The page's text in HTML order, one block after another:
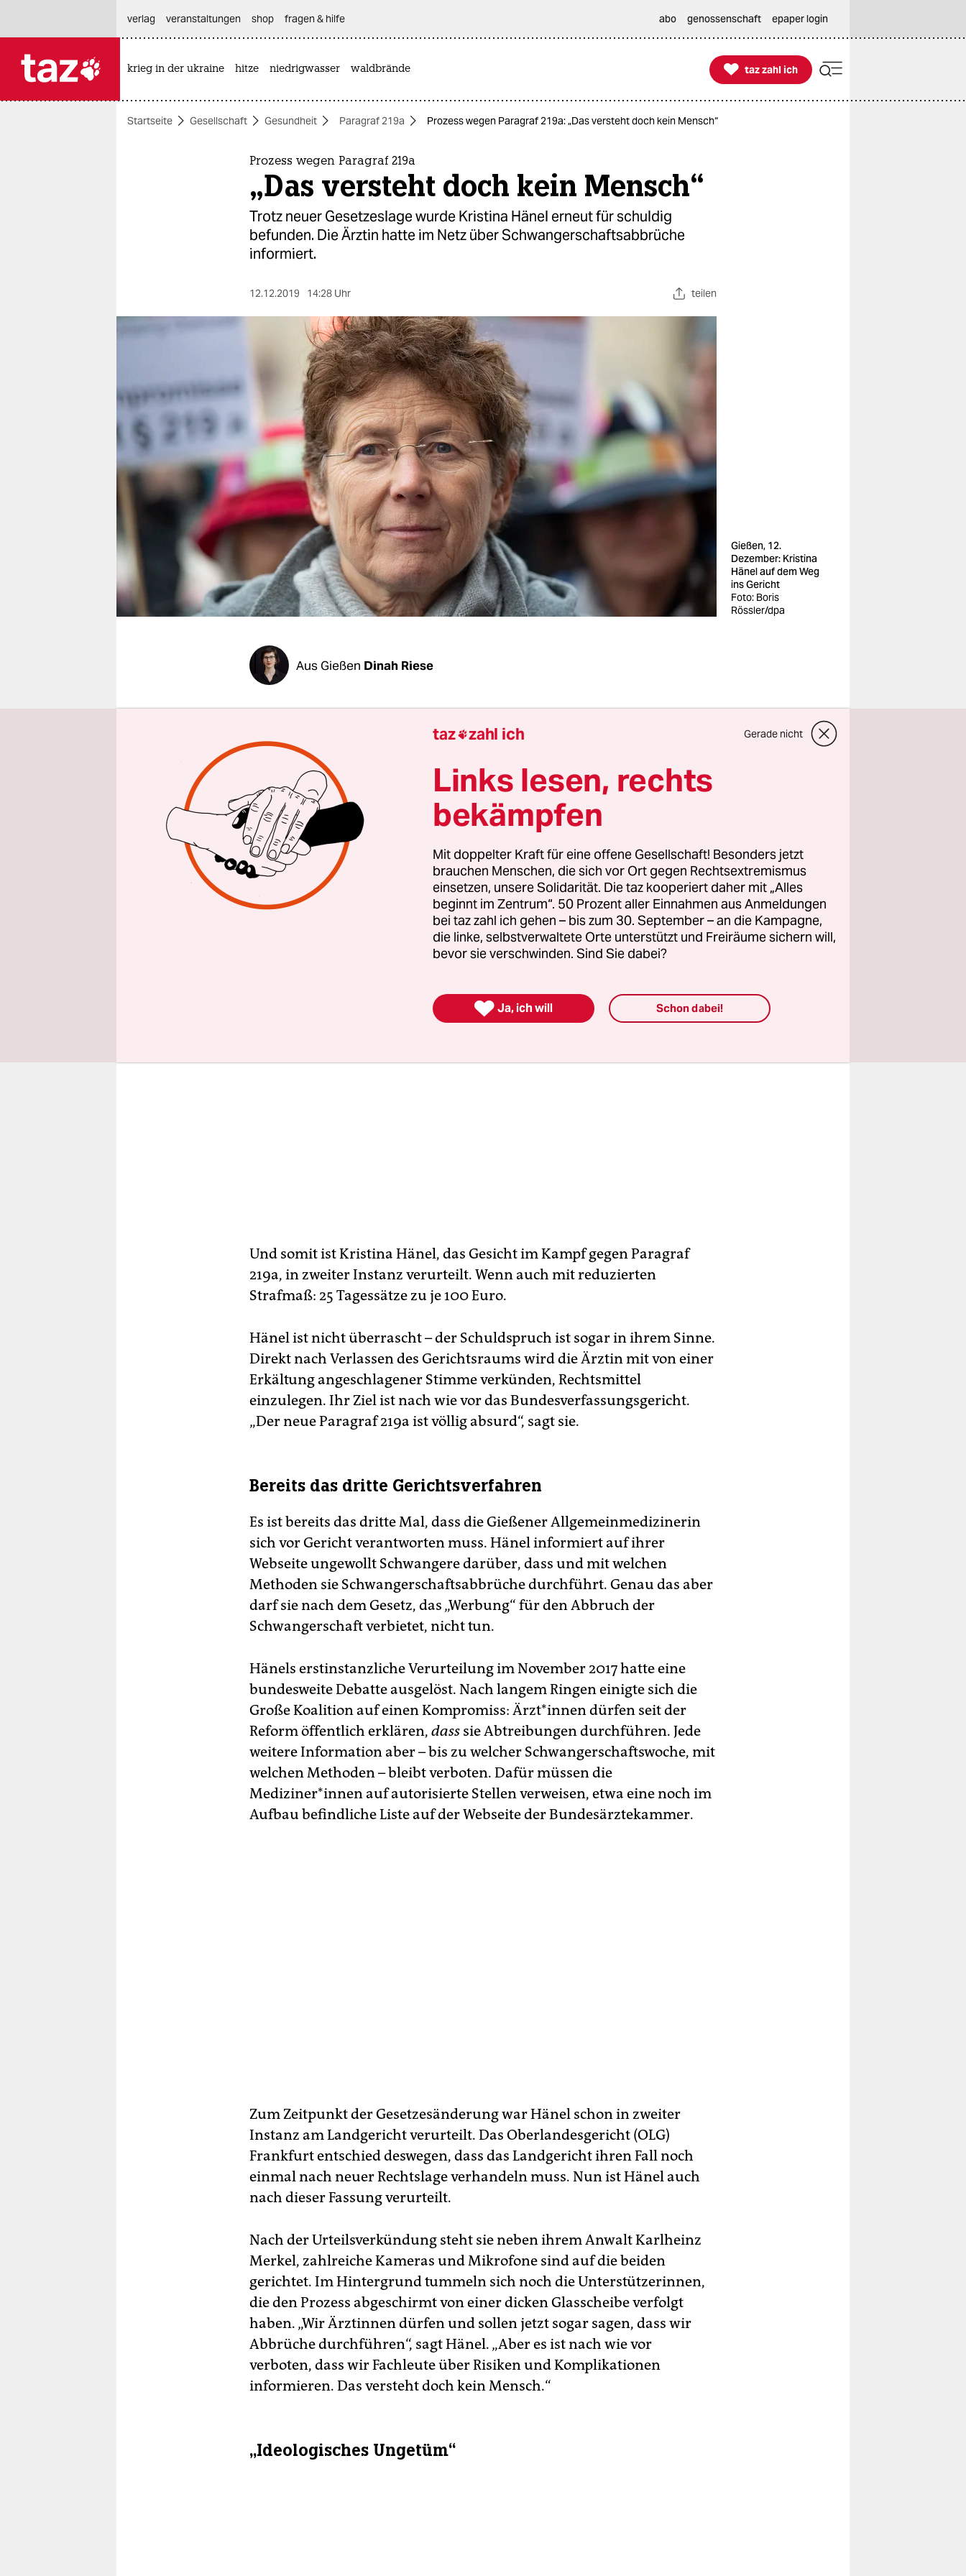
themen
wahrheit
verlag
verlag
veranstaltungen
shop
fragen & hilfe
unterstützen
abo
genossenschaft
verlag
veranstaltungen shop fragen & hilfe abo genossenschaft epaper login
krieg in der ukraine hitze niedrigwasser waldbrände 
taz zahl ich
taz zahl ich
Startseite Gesellschaft Gesundheit Paragraf 219a Prozess wegen Paragraf 219a: „Das versteht doch kein Mensch“
Prozess wegen Paragraf 219a
„Das versteht doch kein Mensch“
Trotz neuer Gesetzeslage wurde Kristina Hänel erneut für schuldig
befunden. Die Ärztin hatte im Netz über Schwangerschaftsabbrüche
informiert.
12.12.2019 14:28 Uhr teilen
Gießen, 12.
Dezember: Kristina
Hänel auf dem Weg
ins Gericht
Foto: Boris
Rössler/dpa
Aus Gießen Dinah Riese
Regine Enders-Kunze ist merklich unzufrieden, als sie die Ärztin
Kristina Hänel erneut wegen Verstoßes gegen Paragraf 219a
Strafgesetzbuch verurteilt. „Es macht keinen Sinn, strafrechtlich eine
sachliche Information zu einem medizinischen Eingriff zu verbieten“,
sagt die Richterin am Landgericht Gießen. Es falle schwer, dafür
Argumente zu finden.
Die Reform des Gesetzes aus der Feder der Großen Koalition sei „nicht
gelungen“, die Verfassungsmäßigkeit des Gesetzes fraglich, befindet
Enders-Kunze. „Aber wir haben diese Vorschrift im Moment im
Gesetz“, sagt sie weiter. „Strafgerichte sind dem Gesetz unterworfen
und wir müssen das anwenden, was der Gesetzgeber uns vorgibt.“
Und somit ist Kristina Hänel, das Gesicht im Kampf gegen Paragraf
219a, in zweiter Instanz verurteilt. Wenn auch mit reduzierten
Strafmaß: 25 Tagessätze zu je 100 Euro.
Hänel ist nicht überrascht – der Schuldspruch ist sogar in ihrem Sinne.
Direkt nach Verlassen des Gerichtsraums wird die Ärztin mit von einer
Erkältung angeschlagener Stimme verkünden, Rechtsmittel
einzulegen. Ihr Ziel ist nach wie vor das Bundesverfassungsgericht.
„Der neue Paragraf 219a ist völlig absurd“, sagt sie.
Bereits das dritte Gerichtsverfahren
Es ist bereits das dritte Mal, dass die Gießener Allgemeinmedizinerin
sich vor Gericht verantworten muss. Hänel informiert auf ihrer
Webseite ungewollt Schwangere darüber, dass und mit welchen
Methoden sie Schwangerschaftsabbrüche durchführt. Genau das aber
darf sie nach dem Gesetz, das „Werbung“ für den Abbruch der
Schwangerschaft verbietet, nicht tun.
Hänels erstinstanzliche Verurteilung im November 2017 hatte eine
bundesweite Debatte ausgelöst. Nach langem Ringen einigte sich die
Große Koalition auf einen Kompromiss: Ärzt*innen dürfen seit der
Reform öffentlich erklären, dass sie Abtreibungen durchführen. Jede
weitere Information aber – bis zu welcher Schwangerschaftswoche, mit
welchen Methoden – bleibt verboten. Dafür müssen die
Mediziner*innen auf autorisierte Stellen verweisen, etwa eine noch im
Aufbau befindliche Liste auf der Webseite der Bundesärztekammer.
Zum Zeitpunkt der Gesetzesänderung war Hänel schon in zweiter
Instanz am Landgericht verurteilt. Das Oberlandesgericht (OLG)
Frankfurt entschied deswegen, dass das Landgericht ihren Fall noch
einmal nach neuer Rechtslage verhandeln muss. Nun ist Hänel auch
nach dieser Fassung verurteilt.
Nach der Urteilsverkündung steht sie neben ihrem Anwalt Karlheinz
Merkel, zahlreiche Kameras und Mikrofone sind auf die beiden
gerichtet. Im Hintergrund tummeln sich noch die Unterstützerinnen,
die den Prozess abgeschirmt von einer dicken Glasscheibe verfolgt
haben. „Wir Ärztinnen dürfen und sollen jetzt sogar sagen, dass wir
Abbrüche durchführen“, sagt Hänel. „Aber es ist nach wie vor
verboten, dass wir Fachleute über Risiken und Komplikationen
informieren. Das versteht doch kein Mensch.“
„Ideologisches Ungetüm“
taz zahl ich Gerade nicht
Links lesen, rechts
bekämpfen
Mit doppelter Kraft für eine offene Gesellschaft! Besonders jetzt
brauchen Menschen, die sich vor Ort gegen Rechtsextremismus
einsetzen, unsere Solidarität. Die taz kooperiert daher mit „Alles
beginnt im Zentrum“. 50 Prozent aller Einnahmen aus Anmeldungen
bei taz zahl ich gehen – bis zum 30. September – an die Kampagne,
die linke, selbstverwaltete Orte unterstützt und Freiräume sichern will,
bevor sie verschwinden. Sind Sie dabei?
 Ja, ich will Schon dabei!